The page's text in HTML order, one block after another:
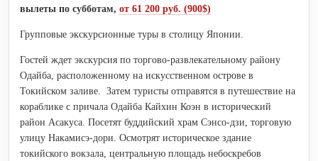
вылеты по субботам, от 61 200 руб. (900$)
Групповые экскурсионные туры в столицу Японии.
Гостей ждет экскурсия по торгово-развлекательному району
Одайба, расположенному на искусственном острове в
Токийском заливе. Затем туристы отправятся в путешествие на
кораблике с причала Одайба Кайхин Коэн в исторический
район Асакуса. Посетят буддийский храм Сэнсо-дзи, торговую
улицу Накамисэ-дори. Осмотрят историческое здание
токийского вокзала, центральную площадь небоскребов